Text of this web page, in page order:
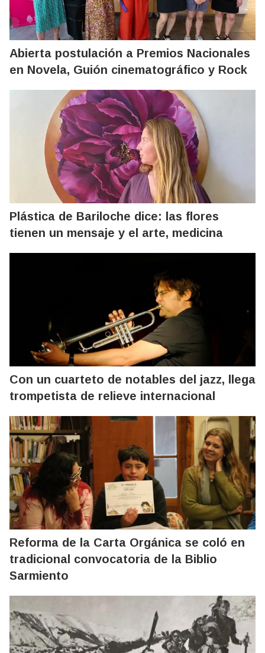
Abierta postulación a Premios Nacionales
en Novela, Guión cinematográfico y Rock
Plástica de Bariloche dice: las flores
tienen un mensaje y el arte, medicina
Con un cuarteto de notables del jazz, llega
trompetista de relieve internacional
Reforma de la Carta Orgánica se coló en
tradicional convocatoria de la Biblio
Sarmiento